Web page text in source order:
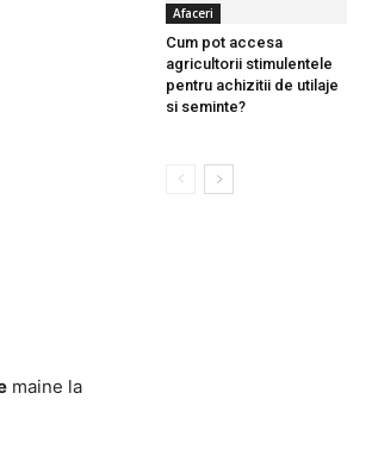
maine la
Afaceri
Cum pot accesa
agricultorii stimulentele
pentru achizitii de utilaje
si seminte?